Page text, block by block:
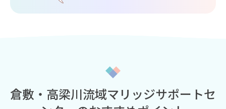
倉敷・高梁川流域マリッジサポートセ